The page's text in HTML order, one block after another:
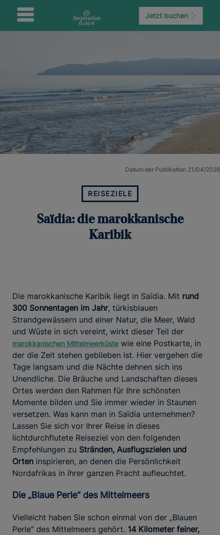
Jetzt buchen
Datum der Publikation 21/04/2026
REISEZIELE
Saïdia: die marokkanische
Karibik
Die marokkanische Karibik liegt in Saïdia. Mit rund
300 Sonnentagen im Jahr, türkisblauen
Strandgewässern und einer Natur, die Meer, Wald
und Wüste in sich vereint, wirkt dieser Teil der
marokkanischen Mittelmeerküste wie eine Postkarte, in
der die Zeit stehen geblieben ist. Hier vergehen die
Tage langsam und die Nächte dehnen sich ins
Unendliche. Die Bräuche und Landschaften dieses
Ortes werden den Rahmen für Ihre schönsten
Momente bilden und Sie immer wieder in Staunen
versetzen. Was kann man in Saïdia unternehmen?
Lassen Sie sich vor Ihrer Reise in dieses
lichtdurchflutete Reiseziel von den folgenden
Empfehlungen zu Stränden, Ausflugszielen und
Orten inspirieren, an denen die Persönlichkeit
Nordafrikas in ihrer ganzen Pracht aufleuchtet.
Die „Blaue Perle“ des Mittelmeers
Vielleicht haben Sie schon einmal von der „Blauen
Perle“ des Mittelmeers gehört. 14 Kilometer feiner,